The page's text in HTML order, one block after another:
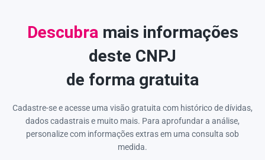
Descubramais informações
deste CNPJ
de forma gratuita
Cadastre-se e acesse uma visão gratuita com histórico de dívidas,
dados cadastrais e muito mais. Para aprofundar a análise,
personalize com informações extras em uma consulta sob
medida.